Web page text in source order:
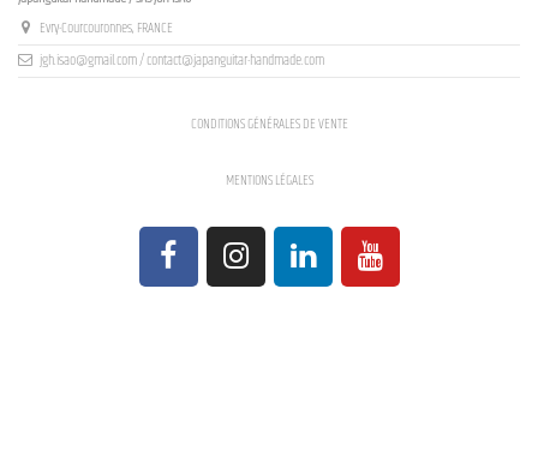
Evry-Courcouronnes, FRANCE
jgh.isao@gmail.com / contact@japanguitar-handmade.com
CONDITIONS GÉNÉRALES DE VENTE
MENTIONS LÉGALES